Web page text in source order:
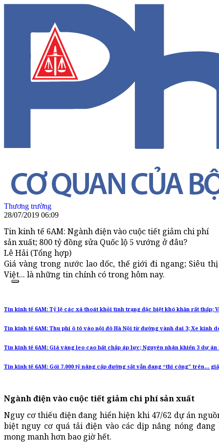
Thương trường
28/07/2019 06:09
Tin kinh tế 6AM: Ngành điện vào cuộc tiết giảm chi phí
sản xuất; 800 tỷ đồng sửa Quốc lộ 5 vướng ở đâu?
Lê Hải (Tổng hợp)
Giá vàng trong nước lao dốc, thế giới đi ngang; Siêu
Việt... là những tin chính có trong hôm nay.
Tin kinh tế 6AM: Tỷ lệ các xã thoát khỏi tình trạng đặc biệt khó khăn rất thấp;
Tin kinh tế 6AM: Thu phí ô tô vào nội đô Hà Nội từ đường vành đai 3; Xe kinh
Tin kinh tế 6AM: Giá vàng leo cao bất chấp áp lực; Nguyên nhân khiến 3 dự án
Tin kinh tế 6AM: Gói 7.000 tỷ nâng cấp đường sắt vẫn đang “thi công” trên…
Ngành điện vào cuộc tiết giảm chi phí sản xuất
Nguy cơ thiếu điện đang hiển hiện khi 47/62 dự án
biệt nguy cơ quá tải điện vào các dịp nắng nóng
mong manh hơn bao giờ hết.